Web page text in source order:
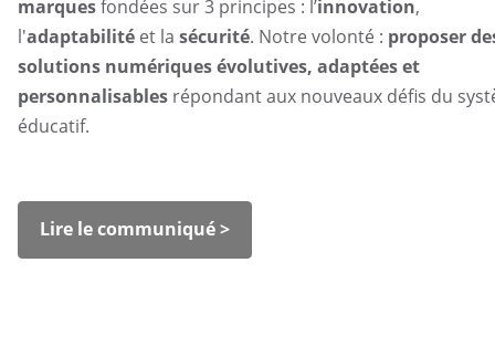
marquesfondées sur 3 principes : l’innovation,
l'adaptabilité et la sécurité. Notre volonté : proposer
solutions numériques évolutives, adaptées et
personnalisables répondant aux nouveaux défis du
éducatif.
Lire le communiqué >